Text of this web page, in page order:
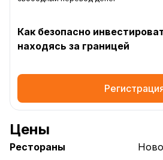
Как безопасно
находясь за границей
Цены
Рестораны